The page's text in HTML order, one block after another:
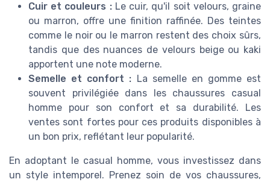
Cuir et couleurs :Le cuir, qu'il soit velours, graine
ou marron, offre une finition raffinée. Des teintes
comme le noir ou le marron restent des choix sûrs,
tandis que des nuances de velours beige ou kaki
apportent une note moderne.
Semelle et confort : La semelle en gomme est
souvent privilégiée dans les chaussures casual
homme pour son confort et sa durabilité. Les
ventes sont fortes pour ces produits disponibles à
un bon prix, reflétant leur popularité.
En adoptant le casual homme, vous investissez dans
un style intemporel. Prenez soin de vos chaussures,